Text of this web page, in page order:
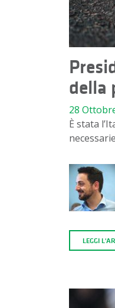
della
28
È stata
LEGGI